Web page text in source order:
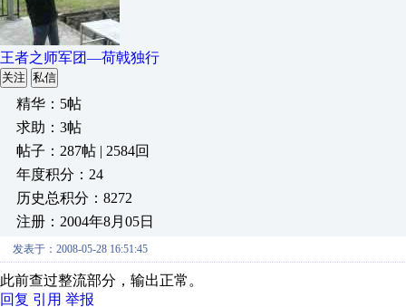
王者之师军团—荷戟独行
关注 私信
精华：5帖
求助：3帖
帖子：287帖 | 2584回
年度积分：24
历史总积分：8272
注册：2004年8月05日
发表于：2008-05-28 16:51:45
此前查过整流部分，输出正常。
回复 引用 举报